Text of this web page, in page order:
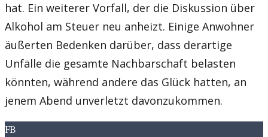
hat. Ein weiterer Vorfall, der die Diskussion über
Alkohol am Steuer neu anheizt. Einige Anwohner
äußerten Bedenken darüber, dass derartige
Unfälle die gesamte Nachbarschaft belasten
könnten, während andere das Glück hatten, an
jenem Abend unverletzt davonzukommen.
FB